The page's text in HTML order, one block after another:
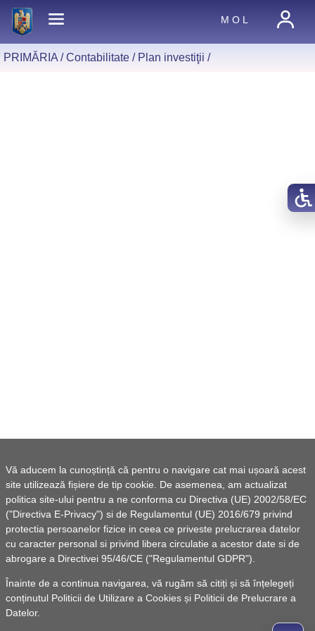
Vă aducem la cunoștință că pentru o navigare cat mai ușoară acest
site utilizează fișiere de tip cookie. De asemenea, am actualizat
politica site-ului pentru a ne conforma cu Directiva (UE) 2002/58/EC
("Directiva E-Privacy") si de Regulamentul (UE) 2016/679 privind
protectia persoanelor fizice in ceea ce priveste prelucrarea datelor
cu caracter personal si privind libera circulatie a acestor date si de
abrogare a Directivei 95/46/CE ("Regulamentul GDPR").
Înainte de a continua navigarea, vă rugăm să citiți și să înțelegeți
conținutul Politicii de Utilizare a Cookies și Politicii de Prelucrare a
Datelor.
M O L
PRIMĂRIA /Contabilitate/ Plan investiţii /